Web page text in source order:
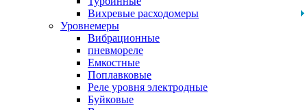
Вихревые расходомеры
Уровнемеры
Вибрационные
пневмореле
Емкостные
Поплавковые
Реле уровня электродные
Буйковые